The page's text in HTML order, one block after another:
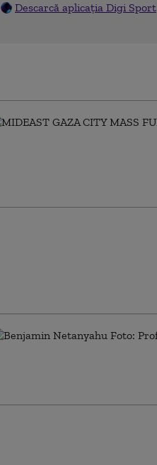
Descarcă aplicația Digi Sport